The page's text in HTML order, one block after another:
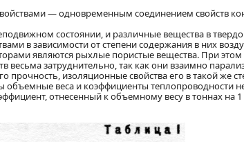
— одновременным соединением свойств
состоянии, и различные вещества в
в зависимости от степени содержания в них
являются рыхлые пористые вещества. При
весьма затруднительно, так как они взаимно
прочность, изоляционные свойства его в такой же
веса и коэффициенты теплопроводности
отнесенный к объемному весу в тоннах на 1